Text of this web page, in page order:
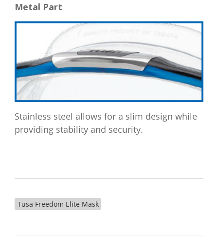
Metal Part
Stainless steel allows for a slim design while
providing stability and security.
Tusa Freedom Elite Mask